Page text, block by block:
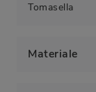
Tomasella
Materiale